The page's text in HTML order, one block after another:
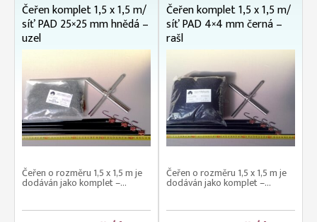
Čeřen komplet 1,5 x 1,5 m/
síť PAD 25×25 mm hnědá –
uzel
Čeřen o rozměru 1,5 x 1,5 m je
dodáván jako komplet –...
Čeřen komplet 1,5 x 1,5 m/
síť PAD 4×4 mm černá –
rašl
Čeřen o rozměru 1,5 x 1,5 m je
dodáván jako komplet –...